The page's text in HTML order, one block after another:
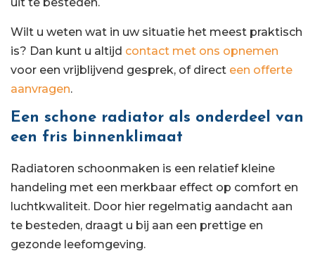
uit te besteden.
Wilt u weten wat in uw situatie het meest praktisch
is? Dan kunt u altijd contact met ons opnemen
voor een vrijblijvend gesprek, of direct een offerte
aanvragen.
Een schone radiator als onderdeel van
een fris binnenklimaat
Radiatoren schoonmaken is een relatief kleine
handeling met een merkbaar effect op comfort en
luchtkwaliteit. Door hier regelmatig aandacht aan
te besteden, draagt u bij aan een prettige en
gezonde leefomgeving.